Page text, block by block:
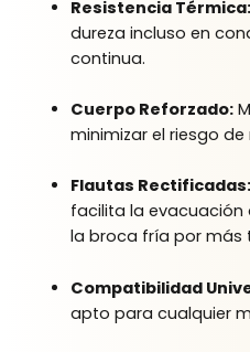
Resistencia Térmica:
dureza incluso en
continua.
Cuerpo Reforzado:
minimizar el riesgo
Flautas Rectificadas:
facilita la evacuación
la broca fría por más
Compatibilidad
apto para cualquier